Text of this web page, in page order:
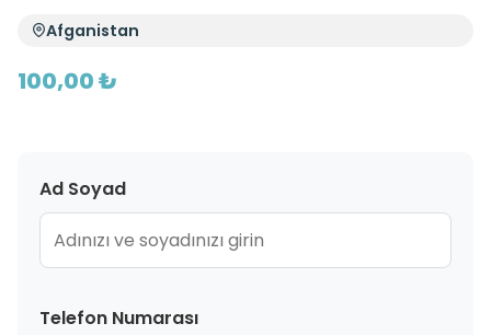
Afganistan
100,00 ₺
Ad Soyad
Telefon Numarası